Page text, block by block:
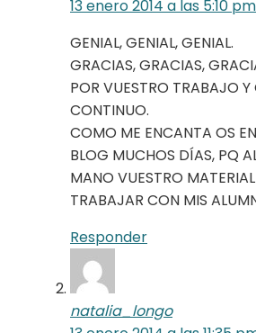
13 enero 2014 a las 5:10 pm
GENIAL, GENIAL, GENIAL.
GRACIAS, GRACIAS,
POR VUESTRO TRABAJO
CONTINUO.
COMO ME ENCANTA OS
BLOG MUCHOS DÍAS, PQ
MANO VUESTRO
TRABAJAR CON MIS
Responder
natalia_longo